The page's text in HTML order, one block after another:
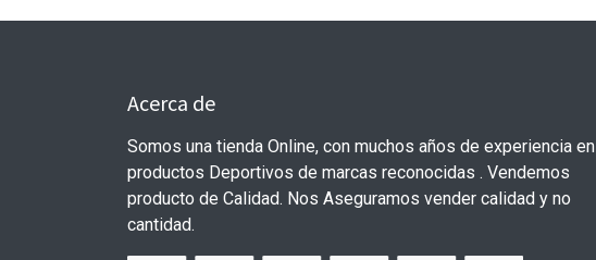
Acerca de
Somos una tienda Online, con muchos años de experiencia en
productos Deportivos de marcas reconocidas . Vendemos
producto de Calidad. Nos Aseguramos vender calidad y no
cantidad.